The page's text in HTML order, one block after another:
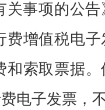
事项的公
增值税电
索取票据
电子发票，